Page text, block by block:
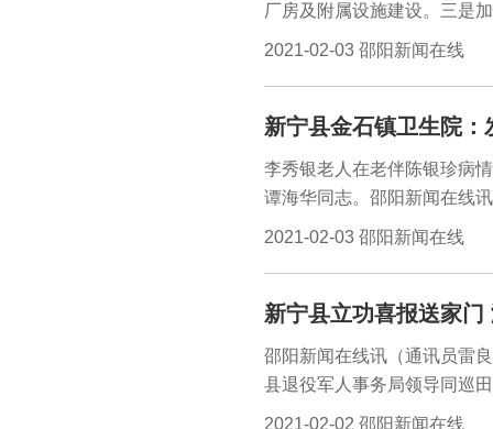
厂房及附属设施建设。三是
标准厂房建成投产，争取完
2021-02-03 邵阳新闻在线
新宁县金石镇卫生院
李秀银老人在老伴陈银珍病
谭海华同志。邵阳新闻在线
他们救了我老伴的命……”1月
中心胜德园4单元二楼的李
人脱离了危险。邓吉莹和谭
职工学习和发扬。
2021-02-03 邵阳新闻在线
新宁县立功喜报送家门
邵阳新闻在线讯（通讯员雷
县退役军人事务局领导同巡
现役军人肖昕勇的家中，向
2021-02-02 邵阳新闻在线